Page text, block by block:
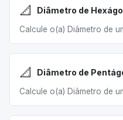
📐 Diâmetro de
Calcule o(a) Diâmetro de
📐 Diâmetro de
Calcule o(a) Diâmetro de